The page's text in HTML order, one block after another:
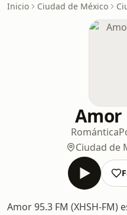
Inicio Ciudad de México
Amor
Romántica
Ciudad de
Amor 95.3 FM (XHSH-FM)